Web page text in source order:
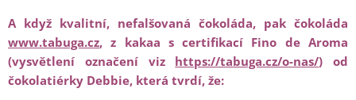
A když kvalitní, nefalšovaná čokoláda, pak čokoláda
www.tabuga.cz, z kakaa s certifikací Fino de Aroma
(vysvětlení označení viz https://tabuga.cz/o-nas/) od
čokolatiérky Debbie, která tvrdí, že: